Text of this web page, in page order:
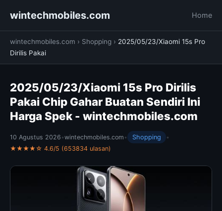
wintechmobiles.com Home
wintechmobiles.com › Shopping › 2025/05/23/Xiaomi 15s Pro
Dirilis Pakai
2025/05/23/Xiaomi 15s Pro Dirilis
Pakai Chip Gahar Buatan Sendiri Ini
Harga Spek - wintechmobiles.com
10 Agustus 2026 •wintechmobiles.com • Shopping
•
★★★★☆ 4.6/5 (653834 ulasan)